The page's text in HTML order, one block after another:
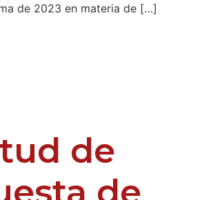
de 2023 en materia de […]
de